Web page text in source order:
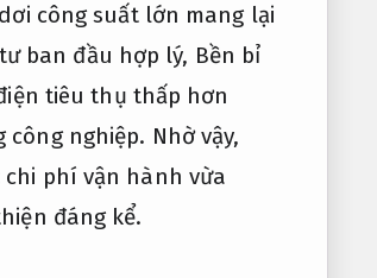
công suất lớn mang lại
ban đầu hợp lý, Bền bỉ
tiêu thụ thấp hơn
công nghiệp. Nhờ vậy,
phí vận hành vừa
đáng kể.